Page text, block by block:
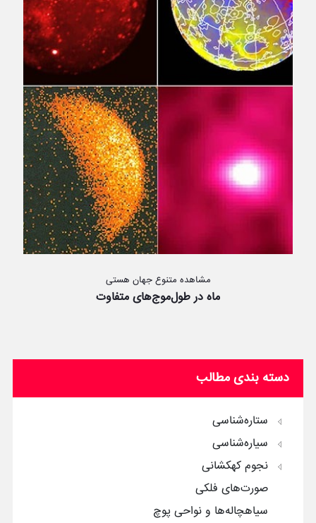
مشاهده متنوع جهان هستی
ماه در طول‌موج‌های متفاوت
دسته بندی مطالب
ستاره‌شناسی
سیاره‌شناسی
نجوم کهکشانی
صورت‌های فلکی
سیاهچاله‌ها و نواحی پوچ